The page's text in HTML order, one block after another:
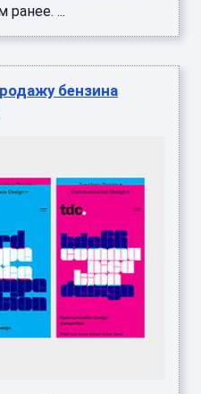
ранее. ...
бензина